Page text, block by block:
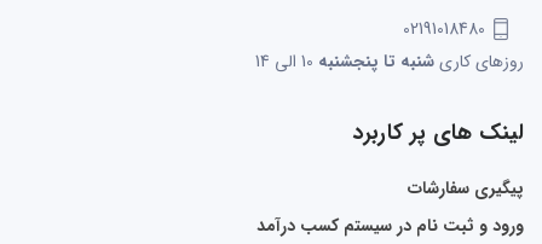
02191018480
روزهای کاریشنبه تا پنجشنبه
لینک های پر کاربرد
پیگیری سفارشات
ورود و ثبت نام در سیستم کسب درآمد